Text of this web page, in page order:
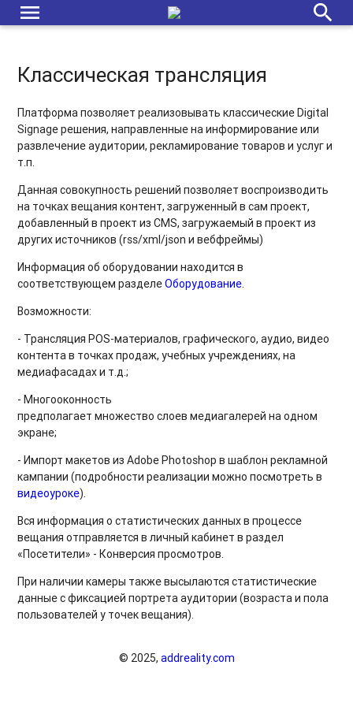
menu search
Классическая трансляция
Платформа позволяет реализовывать классические Digital
Signage решения, направленные на информирование или
развлечение аудитории, рекламирование товаров и услуг и
т.п.
Данная совокупность решений позволяет воспроизводить
на точках вещания контент, загруженный в сам проект,
добавленный в проект из CMS, загружаемый в проект из
других источников (rss/xml/json и вебфреймы)
Информация об оборудовании находится в
соответствующем разделеОборудование.
Возможности:
- Трансляция POS-материалов, графического, аудио, видео
контента в точках продаж, учебных учреждениях, на
медиафасадах и т.д.;
- Многооконность
предполагает множество слоев медиагалерей на одном
экране;
- Импорт макетов из Adobe Photoshop в шаблон рекламной
кампании (подробности реализации можно посмотреть в
видеоуроке).
Вся информация о статистических данных в процессе
вещания отправляется в личный кабинет в раздел
«Посетители» - Конверсия просмотров.
При наличии камеры также высылаются статистические
данные с фиксацией портрета аудитории (возраста и пола
пользователей у точек вещания).
© 2025, addreality.com